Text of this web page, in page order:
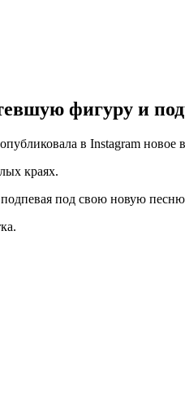
фигуру и
в Instagram новое
краях.
под свою новую